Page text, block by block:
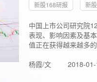
新股168研报 新股
中国上市公司研究院
表现、影响因素及基
值正在获得越来越多
杨霞/文
2018-